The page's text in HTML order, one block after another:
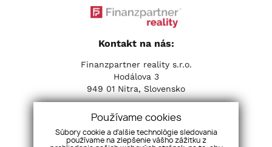
Používame cookies
Súbory cookie a ďalšie technológie sledovania
používame na zlepšenie vášho zážitku z
Kontakt na nás:
Finanzpartner reality s.r.o.
Hodálova 3
949 01 Nitra, Slovensko
+421 37 653 31 31
Sociálne siete: